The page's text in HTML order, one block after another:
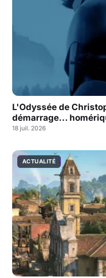
L'Odyssée de
démarrage...
18 juil. 2026
ACTUALITÉ